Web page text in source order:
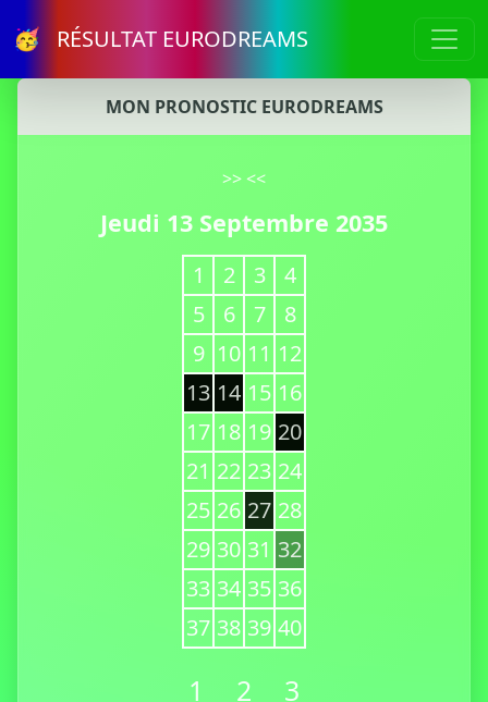
🥳 RÉSULTAT EURODREAMS
MON PRONOSTIC EURODREAMS
>> <<
Jeudi 13 Septembre 2035
1 2 3
4
5
6 7
8
9 10 11 12
13 14 15 16
17 18 19 20
21 22 23 24
25 26 27 28
29 30 31 32
33 34 35 36
37 38 39 40
1 2
3